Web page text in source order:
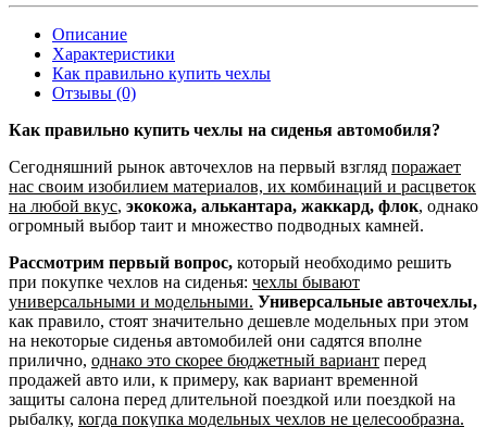
Описание
Характеристики
Как правильно купить чехлы
Отзывы (0)
Как правильно купить чехлы на сиденья автомобиля?
Сегодняшний рынок авточехлов на первый взгляд поражает
нас своим изобилием материалов, их комбинаций и расцветок
на любой вкус, экокожа, алькантара, жаккард, флок, однако
огромный выбор таит и множество подводных камней.
Рассмотрим первый вопрос, который необходимо решить
при покупке чехлов на сиденья: чехлы бывают
универсальными и модельными. Универсальные авточехлы,
как правило, стоят значительно дешевле модельных при этом
на некоторые сиденья автомобилей они садятся вполне
прилично, однако это скорее бюджетный вариант перед
продажей авто или, к примеру, как вариант временной
защиты салона перед длительной поездкой или поездкой на
рыбалку, когда покупка модельных чехлов не целесообразна.